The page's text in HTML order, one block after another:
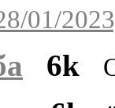
01/
6k